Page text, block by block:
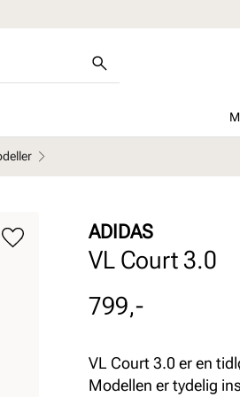
ADIDAS
VL Court 3.0
Pris
799,-
VL Court 3.0 er en
Modellen er tydelig